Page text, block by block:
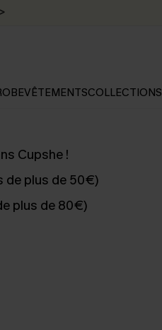
VÊTEMENTSCOLLECTIONS
Cupshe !
de plus de 50€)
plus de 80€)